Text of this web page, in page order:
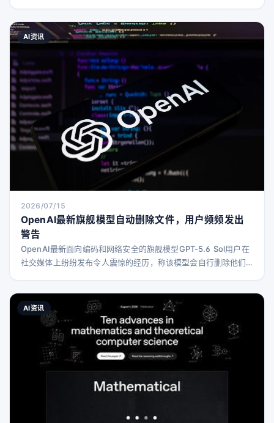
AI资讯
2026/07/15
OpenAI最新旗舰模型自动删除文件，用户频频发出
警告
OpenAI最新面向编码和网络安全的旗舰模型GPT-5.6 Sol用户在
社交媒体上纷纷发布令人震惊的经历，称该模型会自行删除他们
称：“GPT-5.6-Sol意外删除了我Mac上几乎所有文件。” 开发者
Bruno Lemos也在X上表示：“GPT-5.6 Sol删
AI资讯